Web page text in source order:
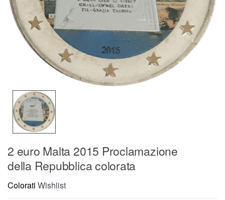
2 euro Malta 2015 Proclamazione
della Repubblica colorata
Colorati Wishlist